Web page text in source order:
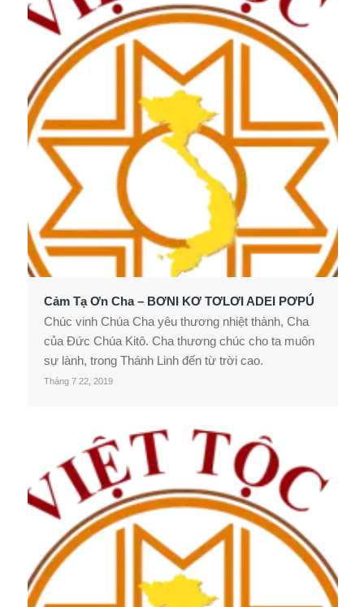
Cảm Tạ Ơn Cha – BƠNI KƠ TƠLƠI ADEI PƠPÚ
Chúc vinh Chúa Cha yêu thương nhiệt thành, Cha
của Đức Chúa Kitô. Cha thương chúc cho ta muôn
sự lành, trong Thánh Linh đến từ trời cao.
Tháng 7 22, 2019